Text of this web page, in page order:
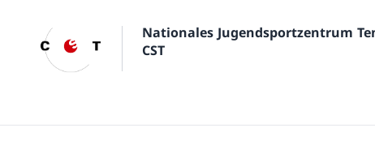
Nationales Jugendsportzentrum
CST